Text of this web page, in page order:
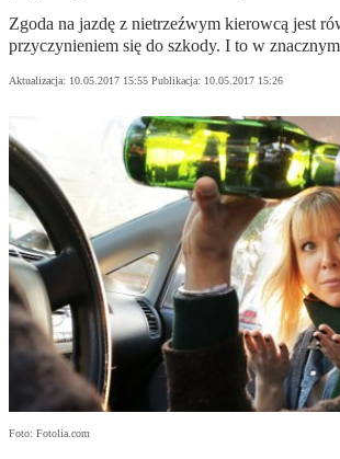
Zgoda na jazdę z nietrzeźwym kierowcą jest
przyczynieniem się do szkody. I to w
Aktualizacja: 10.05.2017 15:55 Publikacja: 10.05.2017 15:26
Foto: Fotolia.com